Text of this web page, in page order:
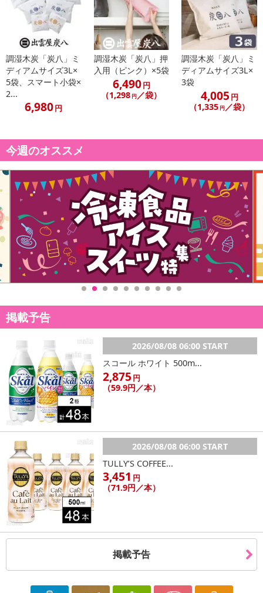
にご納得いただきましたうえでお申し込みください。
※パッケージ変更や商品リニューアル（成分など含む）等により、
参考の掲載画像や画像内のバーコードなど、お届け商品と多少異な
る場合がございます。
また、[新たな加工食品の原料原産地表示制度]の経過措置期間の終
了により、商品詳細内に記載の原産国・原材料の表記が旧表記の場
合がございます。
あらかじめご了承いただいた上でお申込みください。なお、本理由
によるお申込み後のキャンセル・返品交換は対応いたしかねます。
【お支払いについて】
※送料はお試し費用に含まれております。
※d払い、PayPay、au PAY、au PAY（auかんたん決済）、ソフトバ
ンクまとめて支払い、楽天ペイ、メルペイ、AEON Pay、Amazon
Payでお支払いの場合、決済のため外部サイトへ遷移します。
※予約商品は決済手段ごとに定められた決済期限日にお支払いを完
了することがございます。ご了承いただいたうえでお申し込みくだ
さい。
【配送伝票番号について】
※配送形態がメール便の商品については、商品の発送完了後、配送
伝票番号がマイページに表示されない場合もございます。
【配送日時の指定について】
※配送日時の指定が可能な商品の場合、商品によってご指定できる
配送日、配送時間が異なる可能性がございます。
カート機能をご利用の場合は、配送日時指定をご利用いただけませ
ん。
発送日カレンダー
休業日
■
調湿木炭「炭八」ミ
ディアムサイズ3L×
5袋、スマート小袋×
2...
6,980円
調湿木炭「炭八」押
入用（ピンク）×5袋
6,490円
（1,298 円／袋）
調湿木炭「炭八」ミ
ディアムサイズ3L×
3袋
4,005 円
（1,335 円／袋）
今週のオススメ
掲載予告
2026/08/08 06:00 START
スコール ホワイト 500m...
2,875 円
（59.9円／本）
2026/08/08 06:00 START
TULLY’S COFFEE...
3,451 円
（71.9円／本）
掲載予告